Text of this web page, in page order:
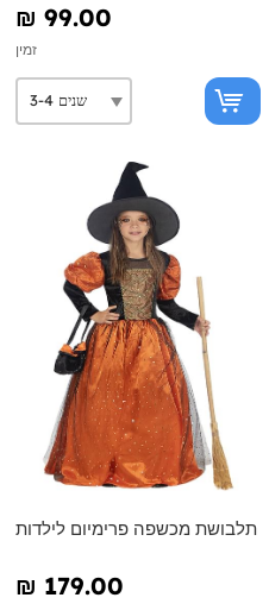
₪‎ 99.00
זמין
תלבושת מכשפה פרימיום לילדות
₪‎ 179.00